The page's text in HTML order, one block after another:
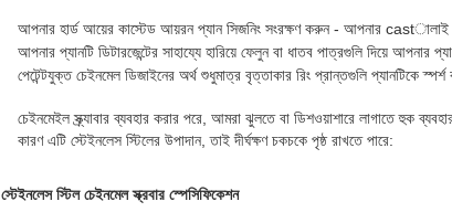
আপনার হার্ড আয়ের কাস্টেড আয়রন প্যান সিজনিং সংরক্ষণ করুন - আপনার
আপনার প্যানটি ডিটারজেন্টের সাহায্যে হারিয়ে ফেলুন বা ধাতব পাত্রগুলি দিয়ে আপনার
পেটেন্টযুক্ত চেইনমেল ডিজাইনের অর্থ শুধুমাত্র বৃত্তাকার রিং প্রান্তগুলি প্যানটিকে স্পর্শ
চেইনমেইল স্ক্র্যাবার ব্যবহার করার পরে, আমরা ঝুলতে বা ডিশওয়াশারে লাগাতে হুক
কারণ এটি স্টেইনলেস স্টিলের উপাদান, তাই দীর্ঘক্ষণ চকচকে পৃষ্ঠ রাখতে পারে:
স্টেইনলেস স্টিল চেইনমেল স্ক্রবার স্পেসিফিকেশন